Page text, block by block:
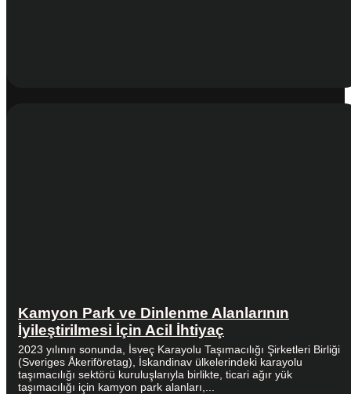
Kamyon Park ve Dinlenme Alanlarının
İyileştirilmesi İçin Acil İhtiyaç
2023 yılının sonunda, İsveç Karayolu Taşımacılığı Şirketleri Birliği
(Sveriges Åkeriföretag), İskandinav ülkelerindeki karayolu
taşımacılığı sektörü kuruluşlarıyla birlikte, ticari ağır yük
taşımacılığı için kamyon park alanları,...